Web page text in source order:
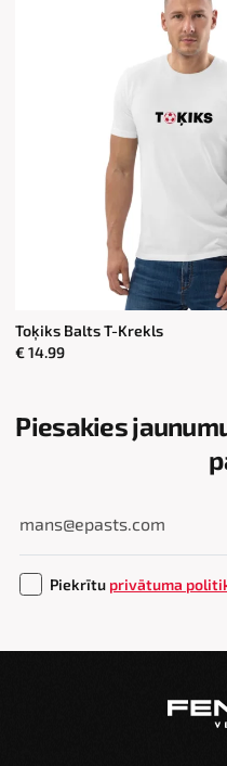
Toķiks Balts T-Krekls
€ 14.99
Piesakies
Piekrītu privātuma